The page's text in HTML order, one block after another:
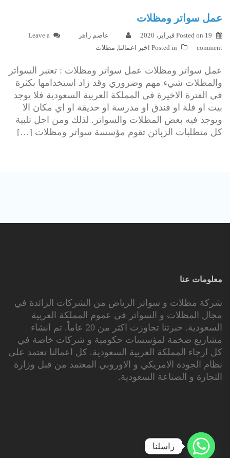
عمل سواتر ومظلات
Posted on 19 فبراير، 2020 عاصم زاهر
Leave a
comment
Posted in اخبر اعمالنا, مظلات
عمل سواتر ومظلات عمل سواتر ومظلات : تعتبر السواتر
والمظلات شيء مهم وضروري وقد زاد استخدامها بكثرة
في الفترة الاخيرة في المملكة العربية السعودية فلا يوجد
بيت او فلة او فندق او مدرسة او حديقة او اي مكان الا
ويوجد فيه بعض المظلات والسواتر. لذلك ومن اجل تلبية
كل متطلبات الزبائن تقوم مؤسسة سواتر ومظلات […]
معلومات عنا
شركة مظلات و سواتر الرياض من الشركات الرائدة في
مجال المظلات و السواتر في عموم المملكة العربية
السعودية. خبرتنا تجاوزت اكثر من 20 عاماً. تم انشاء
مشاريع ضخمة لمؤسسات حكومية و شركات خاصة في
كل ارجاء المملكة العربية السعودية. كل اعمالنا تعتمد على
نظام الجودة الامريكي و الاوروبي المعتمد من قبل وزارة
التجارة و الصناعة السعودية.
راسلنا